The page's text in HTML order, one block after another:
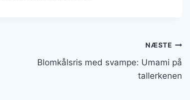
NÆSTE
Blomkålsris med svampe: Umami på
tallerkenen